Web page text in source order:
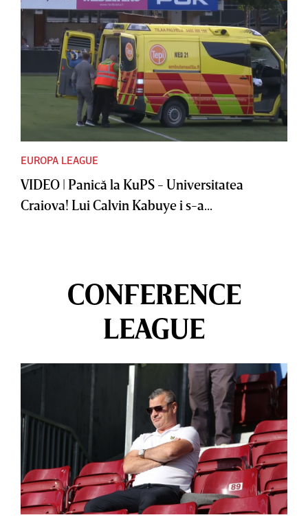
EUROPA LEAGUE
VIDEO | Panică la KuPS - Universitatea
Craiova! Lui Calvin Kabuye i s-a...
CONFERENCE
LEAGUE